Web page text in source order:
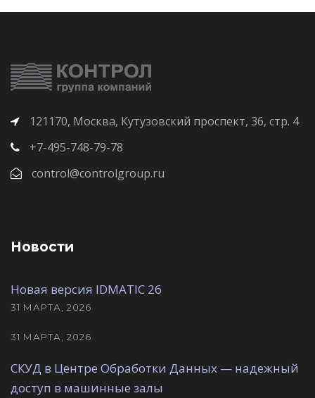
121170, Москва, Кутузовский проспект, 36, стр. 4
+7-495-748-79-78
control@controlgroup.ru
Новости
Новая версия IDMATIC 26
31 МАРТА, 2026
31 МАРТА, 2026
СКУД в Центре Обработки Данных — надежный
доступ в машинные залы